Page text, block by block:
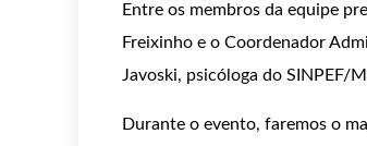
Entre os membros da equipe
Freixinho e o Coordenador
Javoski, psicóloga do SINPEF/
Durante o evento, faremos o